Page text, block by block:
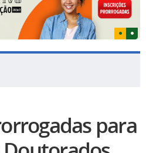
para